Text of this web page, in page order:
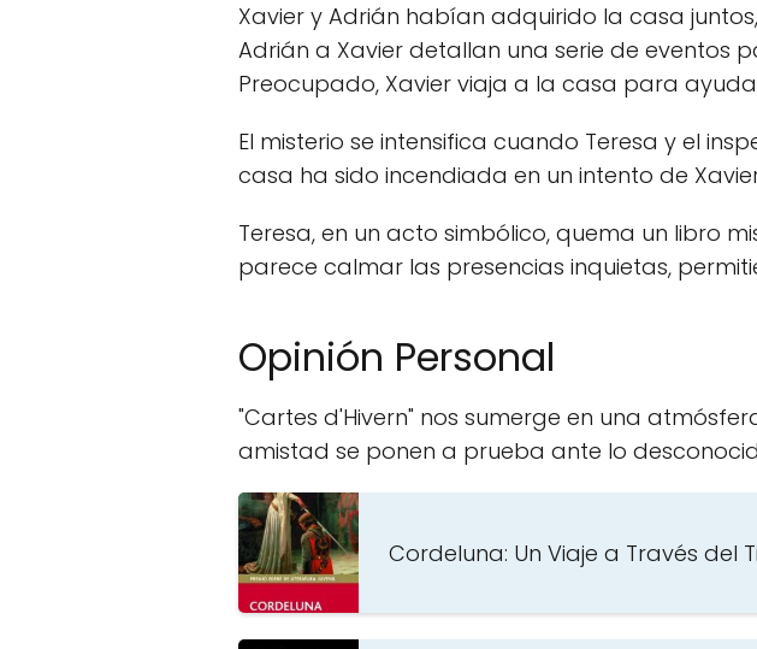
Xavier y Adrián habían adquirido la casa
Adrián a Xavier detallan una serie de
Preocupado, Xavier viaja a la casa para
El misterio se intensifica cuando Teresa y el
casa ha sido incendiada en un intento de
Teresa, en un acto simbólico, quema un libro
parece calmar las presencias inquietas,
Opinión Personal
"Cartes d'Hivern" nos sumerge en una
amistad se ponen a prueba ante lo
Cordeluna: Un Viaje a Través del